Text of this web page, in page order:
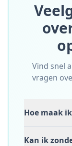
Vind snel
vragen
Hoe maak
Kan ik